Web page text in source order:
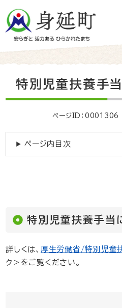
ー
先
特別児童扶養手
ページID：0001306
ページ内目次
特別児童扶養手当
詳しくは、 厚生労働省/特別児童
ク＞ をご覧ください。